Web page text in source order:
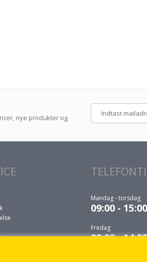
nye produkter og
Mandag - torsdag
09:00 - 15:00
Fredag
09:00 - 14:00